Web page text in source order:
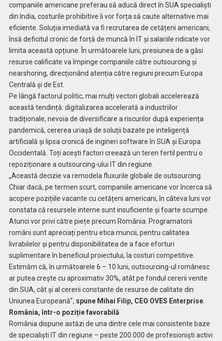
companiile americane preferau să aducă direct în SUA specialiști
din India, costurile prohibitive îi vor forța să caute alternative mai
eficiente. Soluția imediată va fi recrutarea de cetățeni americani,
însă deficitul cronic de forță de muncă în IT și salariile ridicate vor
limita această opțiune. În următoarele luni, presiunea de a găsi
resurse calificate va împinge companiile către outsourcing și
nearshoring, direcționând atenția către regiuni precum Europa
Centrală și de Est.
Pe lângă factorul politic, mai mulți vectori globali accelerează
această tendință: digitalizarea accelerată a industriilor
tradiționale, nevoia de diversificare a riscurilor după experiența
pandemică, cererea uriașă de soluții bazate pe inteligență
artificială și lipsa cronică de ingineri software în SUA și Europa
Occidentală. Toți acești factori creează un teren fertil pentru o
repoziționare a outsourcing-ului IT din regiune.
„Această decizie va remodela fluxurile globale de outsourcing.
Chiar dacă, pe termen scurt, companiile americane vor încerca să
acopere pozițiile vacante cu cetățeni americani, în câteva luni vor
constata că resursele interne sunt insuficiente și foarte scumpe.
Atunci vor privi către piețe precum România. Programatorii
români sunt apreciați pentru etica muncii, pentru calitatea
livrabilelor și pentru disponibilitatea de a face eforturi
suplimentare în beneficiul proiectului, la costuri competitive.
Estimăm că, în următoarele 6 – 10 luni, outsourcing-ul românesc
ar putea crește cu aproximativ 30%, atât pe fondul cererii venite
din SUA, cât și al cererii constante de resurse de calitate din
Uniunea Europeană”, spune Mihai Filip, CEO OVES Enterprise.
România, într-o poziție favorabilă
România dispune astăzi de una dintre cele mai consistente baze
de specialiști IT din regiune – peste 200.000 de profesioniști activi